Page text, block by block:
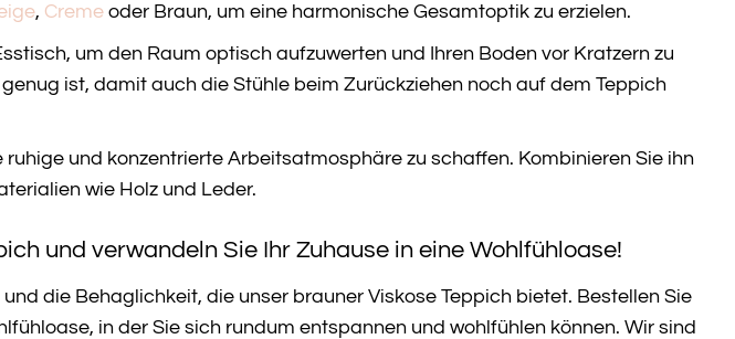
, Cremeoder Braun, um eine harmonische Gesamtoptik zu erzielen.
um den Raum optisch aufzuwerten und Ihren Boden vor Kratzern zu
ist, damit auch die Stühle beim Zurückziehen noch auf dem Teppich
und konzentrierte Arbeitsatmosphäre zu schaffen. Kombinieren Sie ihn
wie Holz und Leder.
und verwandeln Sie Ihr Zuhause in eine Wohlfühloase!
die Behaglichkeit, die unser brauner Viskose Teppich bietet. Bestellen Sie
in der Sie sich rundum entspannen und wohlfühlen können. Wir sind